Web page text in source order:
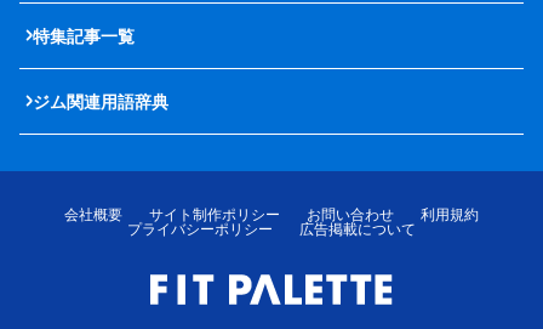
特集記事一覧
ジム関連用語辞典
会社概要 サイト制作ポリシー お問い合わせ
利用規約
プライバシーポリシー
広告掲載について